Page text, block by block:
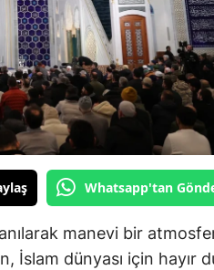
Whatsapp'tan
manevi bir
İslam dünyası için hayır